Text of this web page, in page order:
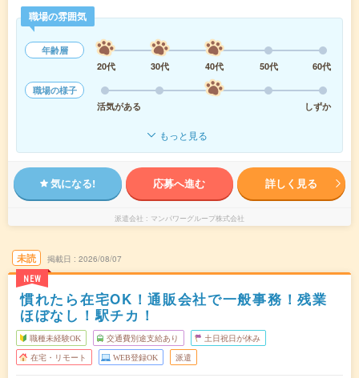
職場の雰囲気
年齢層
20代
30代 40代 50代
60代
職場の様子
活気がある
しずか
もっと見る
気になる! 応募へ進む 詳しく見る
派遣会社 マンパワーグループ株式会社
未読
NEW
掲載日 2026/08/07
慣れたら在宅OK！通販会社で一般事務！残業
ほぼなし！駅チカ！
職種未経験OK 交通費別途支給あり 土日祝日が休み
在宅・リモート WEB登録OK 派遣